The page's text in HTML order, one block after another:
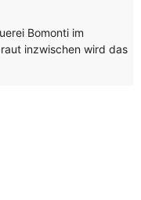
Bomonti im
inzwischen wird das